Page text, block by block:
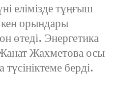
елімізде тұңғыш
кен орындары
өтеді. Энергетика
Жахметова осы
берді.